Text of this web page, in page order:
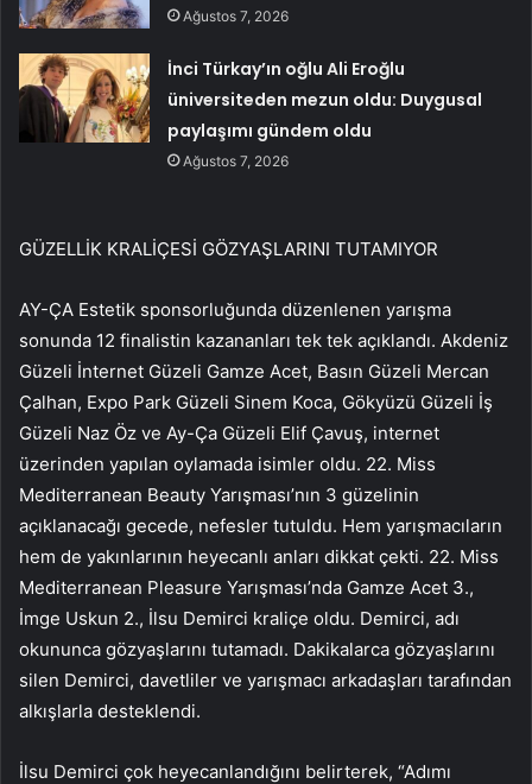
Ağustos 7, 2026
İnci Türkay’ın oğlu Ali Eroğlu
üniversiteden mezun oldu: Duygusal
paylaşımı gündem oldu
Ağustos 7, 2026
GÜZELLİK KRALİÇESİ GÖZYAŞLARINI TUTAMIYOR
AY-ÇA Estetik sponsorluğunda düzenlenen yarışma
sonunda 12 finalistin kazananları tek tek açıklandı. Akdeniz
Güzeli İnternet Güzeli Gamze Acet, Basın Güzeli Mercan
Çalhan, Expo Park Güzeli Sinem Koca, Gökyüzü Güzeli İş
Güzeli Naz Öz ve Ay-Ça Güzeli Elif Çavuş, internet
üzerinden yapılan oylamada isimler oldu. 22. Miss
Mediterranean Beauty Yarışması’nın 3 güzelinin
açıklanacağı gecede, nefesler tutuldu. Hem yarışmacıların
hem de yakınlarının heyecanlı anları dikkat çekti. 22. Miss
Mediterranean Pleasure Yarışması’nda Gamze Acet 3.,
İmge Uskun 2., İlsu Demirci kraliçe oldu. Demirci, adı
okununca gözyaşlarını tutamadı. Dakikalarca gözyaşlarını
silen Demirci, davetliler ve yarışmacı arkadaşları tarafından
alkışlarla desteklendi.
İlsu Demirci çok heyecanlandığını belirterek, “Adımı